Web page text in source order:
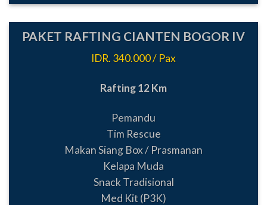
PAKET RAFTING CIANTEN BOGOR IV
IDR. 340.000 / Pax
Rafting 12 Km
Pemandu
Tim Rescue
Makan Siang Box / Prasmanan
Kelapa Muda
Snack Tradisional
Med Kit (P3K)